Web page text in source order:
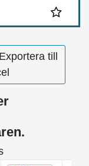
Exportera till